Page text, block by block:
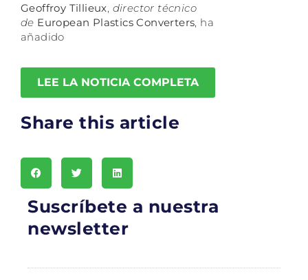
Geoffroy Tillieux, director técnico
de European Plastics Converters, ha
añadido
LEE LA NOTICIA COMPLETA
Share this article
Suscríbete a nuestra
newsletter